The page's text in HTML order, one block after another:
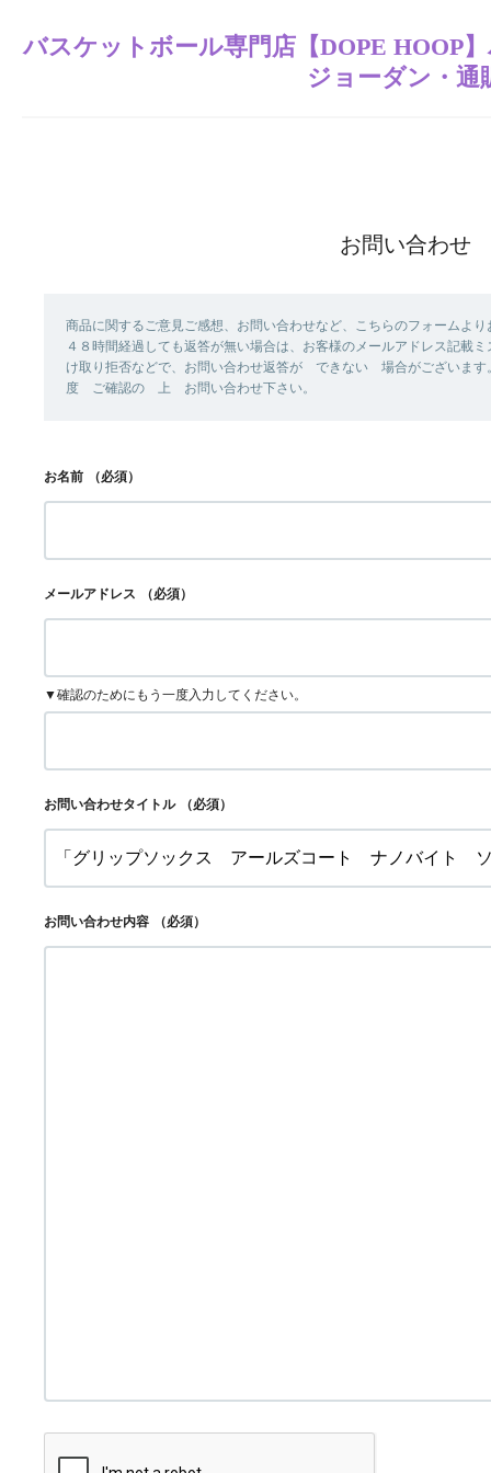
バスケットボール専門店【DOPE HOOP
ジョーダン・通
お問い合わせ
商品に関するご意見ご感想、お問い合わせなど、こちらのフォームよ
４８時間経過しても返答が無い場合は、お客様のメールアドレス記
け取り拒否などで、お問い合わせ返答が できない 場合がございま
度 ご確認の 上 お問い合わせ下さい。
お名前 （必須）
メールアドレス （必須）
▼確認のためにもう一度入力してください。
お問い合わせタイトル （必須）
お問い合わせ内容 （必須）